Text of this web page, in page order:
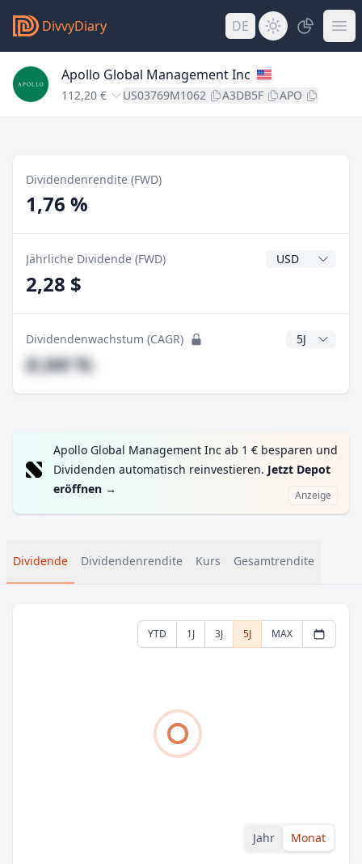
DivvyDiary DE
Apollo Global Management Inc
112,20 € US03769M1062 A3DB5F APO
Dividendenrendite (FWD)
1,76 %
Jährliche Dividende (FWD)
2,28 $
Dividendenwachstum (CAGR) CAGR Jahre
#,## %
Apollo Global Management Inc ab 1 € besparen und
Dividenden automatisch reinvestieren. Jetzt Depot
eröffnen → Anzeige
Dividende Dividendenrendite Kurs Gesamtrendite
YTD 1J 3J 5J MAX
Jahr Monat